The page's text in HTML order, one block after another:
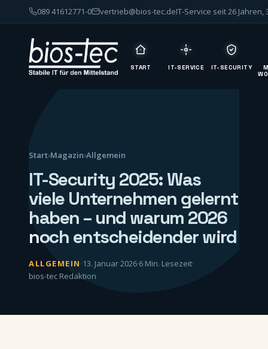
089 41612771-0 vertrieb@bios-tec.deIT-Service seit 26 Jahren,
START IT-SERVICE IT-SECURITY
Start›Magazin›Allgemein
IT-Security 2025: Was
viele Unternehmen gelernt
haben – und warum 2026
noch entscheidender wird
ALLGEMEIN ·13. Januar 2026·6 Min. Lesezeit·
bios-tec Redaktion